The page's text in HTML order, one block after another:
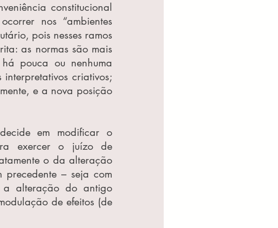
constitucional
nos “ambientes
pois nesses ramos
as normas são mais
pouca ou nenhuma
criativos;
e a nova posição
em modificar o
exercer o juízo de
o da alteração
– seja com
a alteração do antigo
de efeitos (de